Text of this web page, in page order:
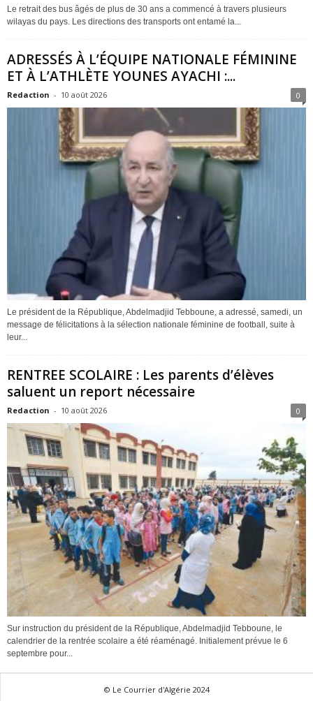
Le retrait des bus âgés de plus de 30 ans a commencé à travers plusieurs
wilayas du pays. Les directions des transports ont entamé la...
ADRESSÉS À L’ÉQUIPE NATIONALE FÉMININE
ET À L’ATHLÈTE YOUNES AYACHI :...
Redaction - 10 août 2026 0
Le président de la République, Abdelmadjid Tebboune, a adressé, samedi, un
message de félicitations à la sélection nationale féminine de football, suite à
leur...
RENTREE SCOLAIRE : Les parents d’élèves
saluent un report nécessaire
Redaction - 10 août 2026 0
Sur instruction du président de la République, Abdelmadjid Tebboune, le
calendrier de la rentrée scolaire a été réaménagé. Initialement prévue le 6
septembre pour...
© Le Courrier d'Algérie 2024